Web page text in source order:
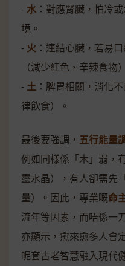
- 水 ：對應腎臟，怕冷
境。
- 火 ：連結心臟，若易
（減少紅色、辛辣食物
- 土 ：脾胃相關，消化
律飲食）。
最後要強調， 五行能量
例如同樣係「木」弱，
靈水晶），有人卻需先
量）。因此，專業嘅命
流年等因素，而唔係一
亦顯示，愈來愈多人會
呢套古老智慧融入現代